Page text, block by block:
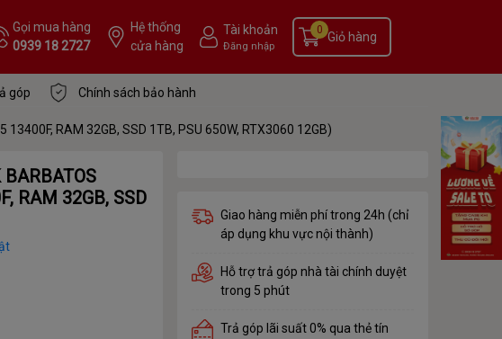
Gọi mua hàng
0939 18 2727
Hệ thống
cửa hàng
Tài khoản
Đăng nhập
Giỏ hàng
0
góp Chính sách bảo hành
13400F, RAM 32GB, SSD 1TB, PSU 650W, RTX3060 12GB)
RAM 32GB, SSD
Giao hàng miễn phí trong 24h (chỉ
áp dụng khu vực nội thành)
Hỗ trợ trả góp nhà tài chính duyệt
trong 5 phút
Trả góp lãi suất 0% qua thẻ tín